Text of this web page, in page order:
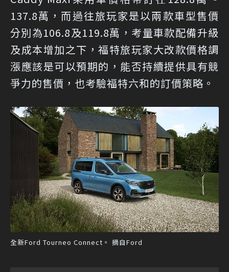
137.8萬，而過往旅玩家是以兩款車型售價
分別為106.8及119.8萬，考量車款配備升級
及成本增加之下，福特旅玩家大改款價格調
漲應該是可以預期的，能否持續提供具有競
爭力的售價，也考驗福特六和的訂價策略。
全新Ford Tourneo Connect。 摘自Ford